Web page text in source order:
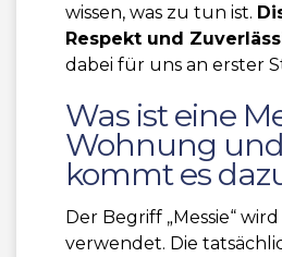
wissen, was zu tun ist.
Respekt und
dabei für uns an erster
Was ist eine
Wohnung
kommt es
Der Begriff „Messie“
verwendet. Die